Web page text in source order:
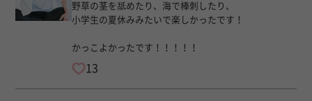
野草の茎を舐めたり、海で棒刺したり、
小学生の夏休みみたいで楽しかったです！
かっこよかったです！！！！！
13